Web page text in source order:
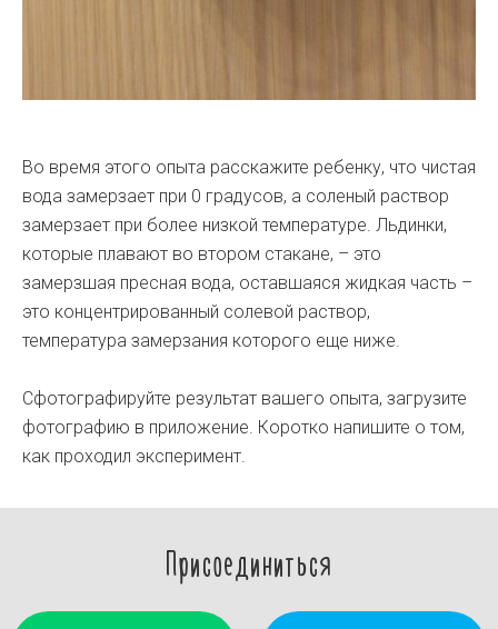
Во время этого опыта расскажите ребенку, что чистая
вода замерзает при 0 градусов, а соленый раствор
замерзает при более низкой температуре. Льдинки,
которые плавают во втором стакане, – это
замерзшая пресная вода, оставшаяся жидкая часть –
это концентрированный солевой раствор,
температура замерзания которого еще ниже.
Сфотографируйте результат вашего опыта, загрузите
фотографию в приложение. Коротко напишите о том,
как проходил эксперимент.
Присоединиться